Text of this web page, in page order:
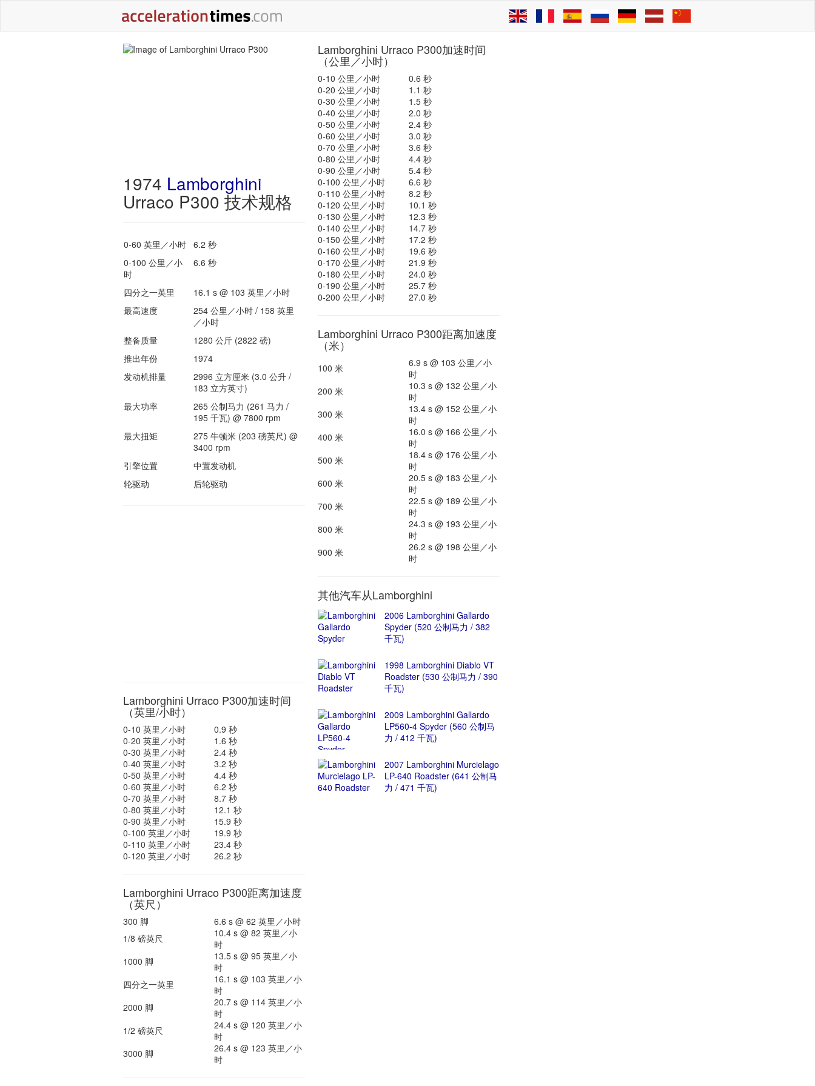
1974 Lamborghini
Urraco P300 技术规格
0-60 英里／小时
6.2 秒
0-100 公里／小
时
6.6 秒
四分之一英里
16.1 s @ 103 英里／小时
最高速度
254 公里／小时 / 158 英里
／小时
整备质量
1280 公斤 (2822 磅)
推出年份
1974
发动机排量
2996 立方厘米 (3.0 公升 /
183 立方英寸)
最大功率
265 公制马力 (261 马力 /
195 千瓦) @ 7800 rpm
最大扭矩
275 牛顿米 (203 磅英尺) @
3400 rpm
引擎位置
中置发动机
轮驱动
后轮驱动
Lamborghini Urraco P300加速时间
（英里/小时）
0-10 英里／小时
0.9 秒
0-20 英里／小时
1.6 秒
0-30 英里／小时
2.4 秒
0-40 英里／小时
3.2 秒
0-50 英里／小时
4.4 秒
0-60 英里／小时
6.2 秒
0-70 英里／小时
8.7 秒
0-80 英里／小时
12.1 秒
0-90 英里／小时
15.9 秒
0-100 英里／小时
19.9 秒
0-110 英里／小时
23.4 秒
0-120 英里／小时
26.2 秒
Lamborghini Urraco P300距离加速度
（英尺）
300 脚
6.6 s @ 62 英里／小时
1/8 磅英尺
10.4 s @ 82 英里／小
时
1000 脚
13.5 s @ 95 英里／小
时
四分之一英里
16.1 s @ 103 英里／小
时
2000 脚
20.7 s @ 114 英里／小
时
1/2 磅英尺
24.4 s @ 120 英里／小
时
3000 脚
26.4 s @ 123 英里／小
时
Lamborghini Urraco P300加速时间
（公里／小时）
0-10 公里／小时
0.6 秒
0-20 公里／小时
1.1 秒
0-30 公里／小时
1.5 秒
0-40 公里／小时
2.0 秒
0-50 公里／小时
2.4 秒
0-60 公里／小时
3.0 秒
0-70 公里／小时
3.6 秒
0-80 公里／小时
4.4 秒
0-90 公里／小时
5.4 秒
0-100 公里／小时
6.6 秒
0-110 公里／小时
8.2 秒
0-120 公里／小时
10.1 秒
0-130 公里／小时
12.3 秒
0-140 公里／小时
14.7 秒
0-150 公里／小时
17.2 秒
0-160 公里／小时
19.6 秒
0-170 公里／小时
21.9 秒
0-180 公里／小时
24.0 秒
0-190 公里／小时
25.7 秒
0-200 公里／小时
27.0 秒
Lamborghini Urraco P300距离加速度
（米）
100 米
6.9 s @ 103 公里／小
时
200 米
10.3 s @ 132 公里／小
时
300 米
13.4 s @ 152 公里／小
时
400 米
16.0 s @ 166 公里／小
时
500 米
18.4 s @ 176 公里／小
时
600 米
20.5 s @ 183 公里／小
时
700 米
22.5 s @ 189 公里／小
时
800 米
24.3 s @ 193 公里／小
时
900 米
26.2 s @ 198 公里／小
时
其他汽车从Lamborghini
2006 Lamborghini Gallardo
Spyder (520 公制马力 / 382
千瓦)
1998 Lamborghini Diablo VT
Roadster (530 公制马力 / 390
千瓦)
2009 Lamborghini Gallardo
LP560-4 Spyder (560 公制马
力 / 412 千瓦)
2007 Lamborghini Murcielago
LP-640 Roadster (641 公制马
力 / 471 千瓦)